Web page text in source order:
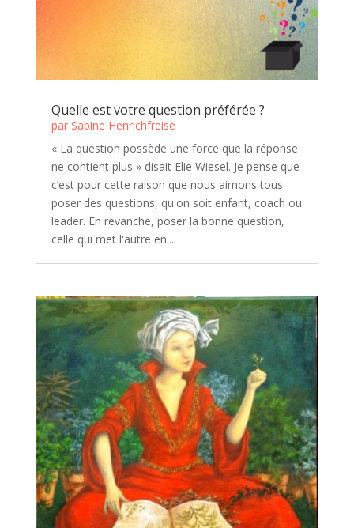
Quelle est votre question préférée ?
par Sabine Henrichfreise
« La question possède une force que la réponse
ne contient plus » disait Elie Wiesel. Je pense que
c’est pour cette raison que nous aimons tous
poser des questions, qu'on soit enfant, coach ou
leader. En revanche, poser la bonne question,
celle qui met l'autre en...